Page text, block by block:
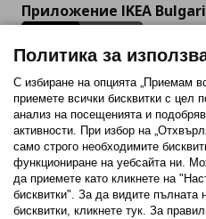
Приложение IKEA
Последвайте ни:
FacebookTwitterYoutubePinterest
Политика за
С избиране на опцията „Приемам
приемете всички бисквитки с цел
анализ на посещенията и
активности. При избор на
само строго необходимитe
функциониране на уебсайта ни.
да приемете като кликнете на
бисквитки". За да видите пълната
бисквитки, кликнете тук. За